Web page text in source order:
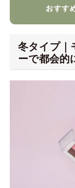
冬タイプ｜
ーで都会的